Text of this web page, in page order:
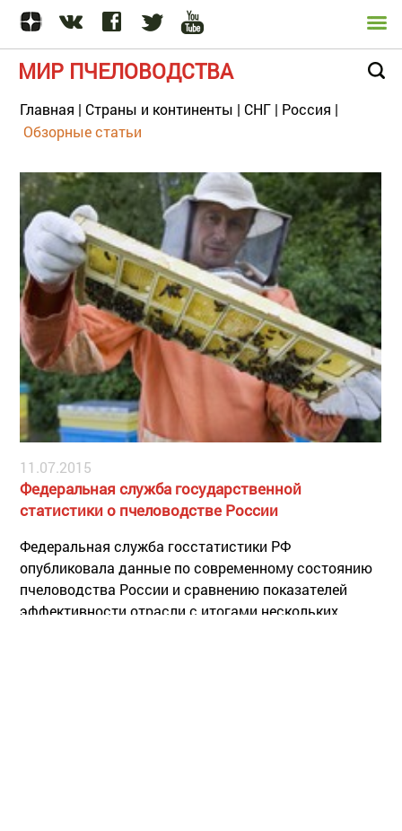
МИР ПЧЕЛОВОДСТВА
Главная | Страны и континенты | СНГ | Россия |
Обзорные статьи
11.07.2015
Федеральная служба государственной
статистики о пчеловодстве России
Федеральная служба госстатистики РФ
опубликовала данные по современному состоянию
пчеловодства России и сравнению показателей
эффективности отрасли с итогами нескольких